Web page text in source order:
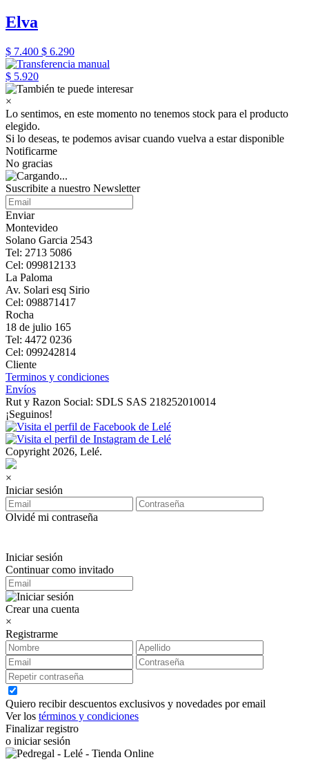
Elva
$ 7.400 $ 6.290
$ 5.920
×
Lo sentimos, en este momento no tenemos stock para el producto
elegido.
Si lo deseas, te podemos avisar cuando vuelva a estar disponible
Notificarme
No gracias
Suscribite a nuestro Newsletter
Enviar
Montevideo
Solano Garcia 2543
Tel: 2713 5086
Cel: 099812133
La Paloma
Av. Solari esq Sirio
Cel: 098871417
Rocha
18 de julio 165
Tel: 4472 0236
Cel: 099242814
Cliente
Terminos y condiciones
Envíos
Rut y Razon Social: SDLS SAS 218252010014
¡Seguinos!
Copyright 2026, Lelé.
×
Iniciar sesión
Olvidé mi contraseña
Iniciar sesión
Continuar como invitado
Crear una cuenta
×
Registrarme
Quiero recibir descuentos exclusivos y novedades por email
Ver los términos y condiciones
Finalizar registro
o iniciar sesión